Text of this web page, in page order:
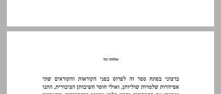
א. על שני מפגשים ... 10